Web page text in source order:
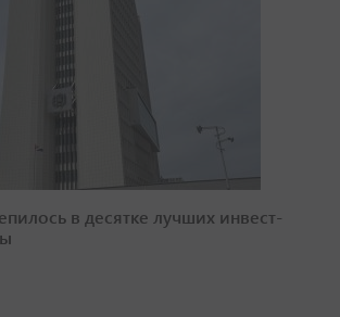
в десятке лучших инвест-